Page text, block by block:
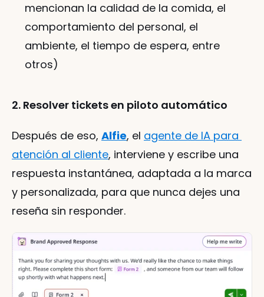
mencionan la calidad de la comida, el
comportamiento del personal, el
ambiente, el tiempo de espera, entre
otros)
2. Resolver tickets en piloto automático
Después de eso, Alfie, el agente de IA para
atención al cliente, interviene y escribe una
respuesta instantánea, adaptada a la marca
y personalizada, para que nunca dejes una
reseña sin responder.